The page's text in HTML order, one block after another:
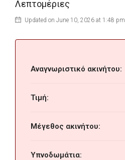
Λεπτομέριες
Updated on June 10, 2026 at 1:48 pm
Αναγνωριστικό ακινήτου:
Τιμή:
Μέγεθος ακινήτου:
Υπνοδωμάτια: